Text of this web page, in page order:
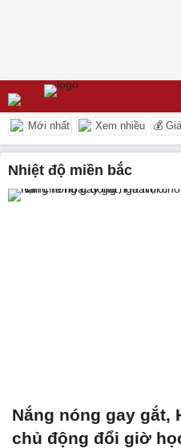
Mới nhất Xem nhiều 💰
nhiệt độ miền bắc
Nắng nóng gay gắt,
chủ động đổi giờ